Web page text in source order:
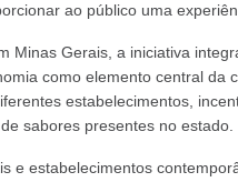
ao público uma
Minas Gerais, a iniciativa
como elemento central da
estabelecimentos,
sabores presentes no estado.
e estabelecimentos